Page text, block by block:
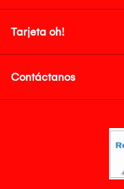
Tarjeta oh!
Contáctanos